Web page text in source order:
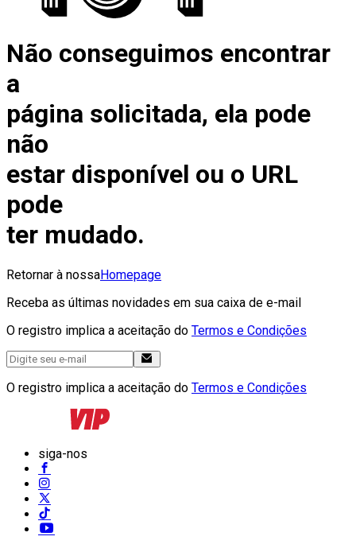
Não conseguimos encontrar
a
página solicitada, ela pode
não
estar disponível ou o URL
pode
ter mudado.
Retornar à nossaHomepage
Receba as últimas novidades em sua caixa de e-mail
O registro implica a aceitação do Termos e Condições
O registro implica a aceitação do Termos e Condições
siga-nos